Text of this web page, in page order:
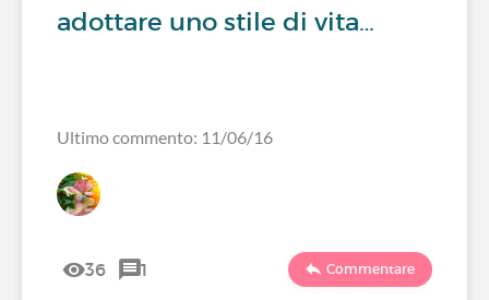
adottare uno stile di vita…
Ultimo commento: 11/06/16
36 1 Commentare